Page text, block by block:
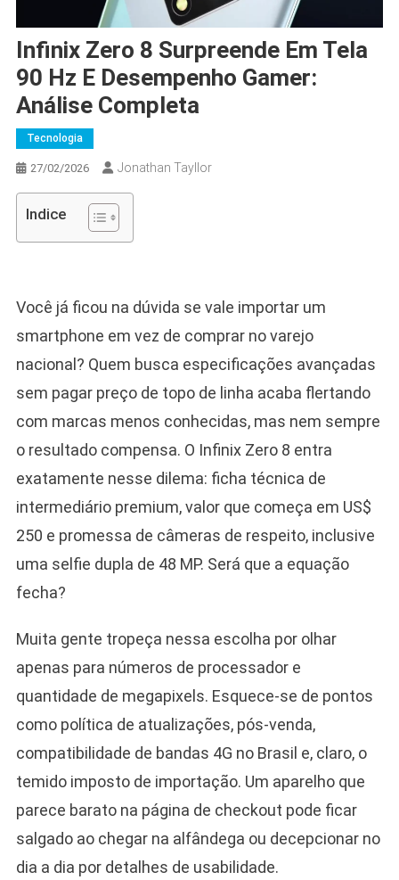
Infinix Zero 8 Surpreende Em Tela
90 Hz E Desempenho Gamer:
Análise Completa
Tecnologia
27/02/2026 Jonathan Tayllor
Indice
Você já ficou na dúvida se vale importar um
smartphone em vez de comprar no varejo
nacional? Quem busca especificações avançadas
sem pagar preço de topo de linha acaba flertando
com marcas menos conhecidas, mas nem sempre
o resultado compensa. O Infinix Zero 8 entra
exatamente nesse dilema: ficha técnica de
intermediário premium, valor que começa em US$
250 e promessa de câmeras de respeito, inclusive
uma selfie dupla de 48 MP. Será que a equação
fecha?
Muita gente tropeça nessa escolha por olhar
apenas para números de processador e
quantidade de megapixels. Esquece-se de pontos
como política de atualizações, pós-venda,
compatibilidade de bandas 4G no Brasil e, claro, o
temido imposto de importação. Um aparelho que
parece barato na página de checkout pode ficar
salgado ao chegar na alfândega ou decepcionar no
dia a dia por detalhes de usabilidade.